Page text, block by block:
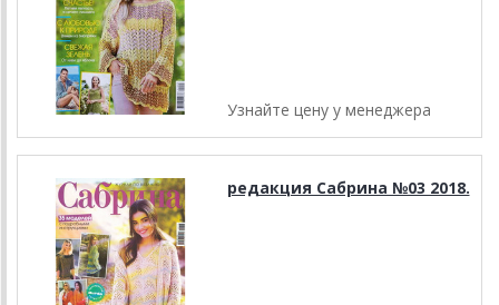
Узнайте цену у менеджера
редакция Сабрина №03 2018.